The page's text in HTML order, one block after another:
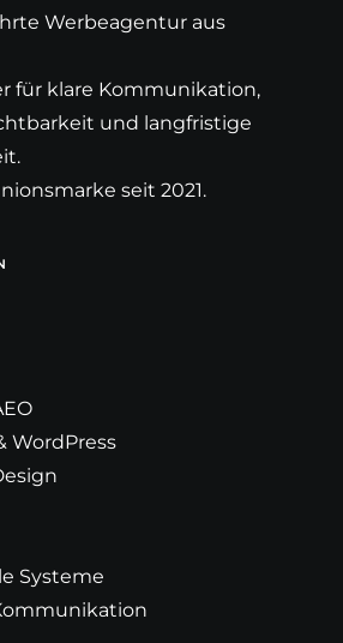
Werbeagentur aus
für klare Kommunikation,
und langfristige
seit 2021.
WordPress
Systeme